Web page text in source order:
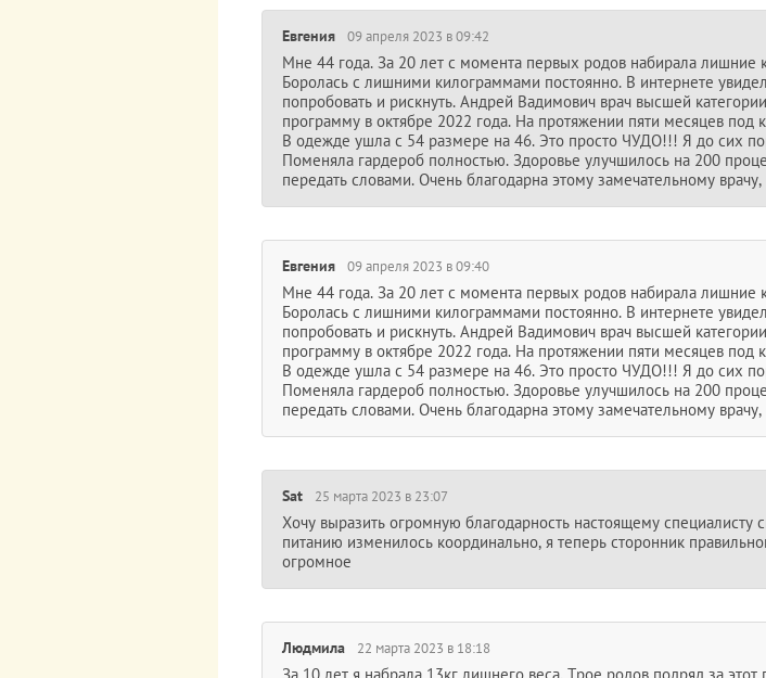
Евгения 09 апреля 2023 в 09:42
Мне 44 года. За 20 лет с момента первых родов набирала
Боролась с лишними килограммами постоянно. В интернете
попробовать и рискнуть. Андрей Вадимович врач высшей
программу в октябре 2022 года. На протяжении пяти месяцев
В одежде ушла с 54 размере на 46. Это просто ЧУДО!!! Я до сих
Поменяла гардероб полностью. Здоровье улучшилось на 200
передать словами. Очень благодарна этому замечательному
Евгения 09 апреля 2023 в 09:40
Мне 44 года. За 20 лет с момента первых родов набирала
Боролась с лишними килограммами постоянно. В интернете
попробовать и рискнуть. Андрей Вадимович врач высшей
программу в октябре 2022 года. На протяжении пяти месяцев
В одежде ушла с 54 размере на 46. Это просто ЧУДО!!! Я до сих
Поменяла гардероб полностью. Здоровье улучшилось на 200
передать словами. Очень благодарна этому замечательному
Sat 25 марта 2023 в 23:07
Хочу выразить огромную благодарность настоящему
питанию изменилось координально, я теперь сторонник
огромное
Людмила 22 марта 2023 в 18:18